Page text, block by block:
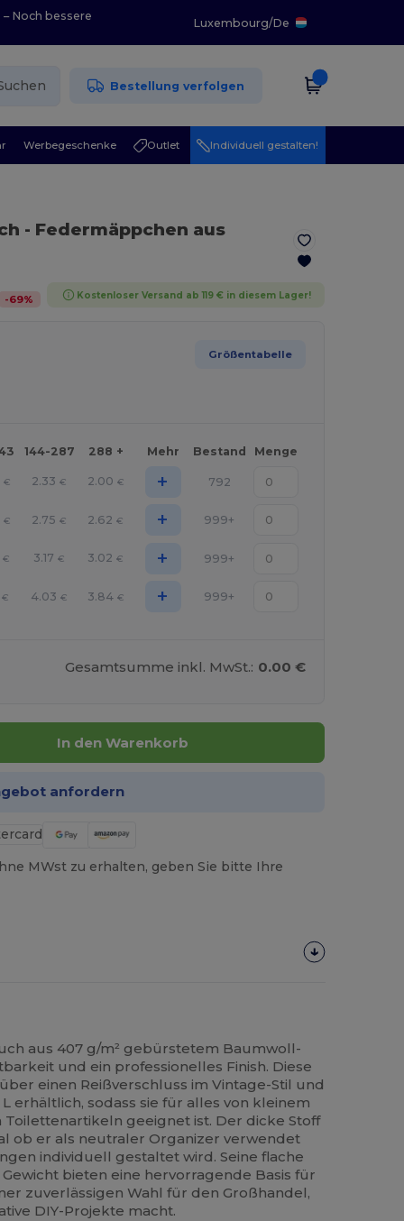
Noch bessere
Luxembourg/De
Bestellung verfolgen
Werbegeschenke Outlet Individuell gestalten!
- Federmäppchen aus
-69% Kostenloser Versand ab 119 € in diesem Lager!
Größentabelle
144-287 288 + Mehr Bestand Menge
€ 2.33 € 2.00 € + 792
€ 2.75 € 2.62 € + 999+
€ 3.17 € 3.02 € + 999+
€ 4.03 € 3.84 € + 999+
Gesamtsumme inkl. MwSt.: 0.00 €
In den Warenkorb
anfordern
MWst zu erhalten, geben Sie bitte Ihre
aus 407 g/m² gebürstetem Baumwoll-
und ein professionelles Finish. Diese
einen Reißverschluss im Vintage-Stil und
L erhältlich, sodass sie für alles von kleinem
geeignet ist. Der dicke Stoff
ob er als neutraler Organizer verwendet
individuell gestaltet wird. Seine flache
bieten eine hervorragende Basis für
zuverlässigen Wahl für den Großhandel,
DIY-Projekte macht.